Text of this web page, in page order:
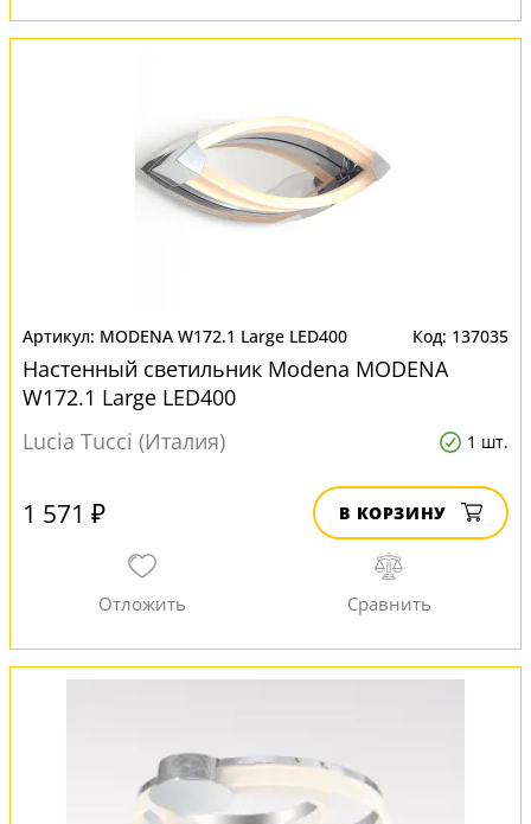
MODENA W172.1 Large LED400 137035
Настенный светильник Modena MODENA
W172.1 Large LED400
Lucia Tucci (Италия)
1 шт.
1 571 ₽ В КОРЗИНУ